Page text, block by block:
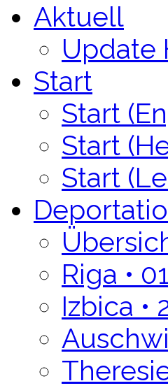
Aktuell
Update
Start
Start
Start
Start
Riga •
Izbica •